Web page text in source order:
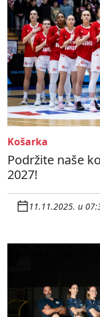
Košarka
Podržite naše
2027!
11.11.2025. u